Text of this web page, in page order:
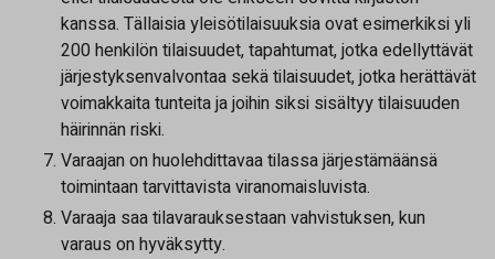
kanssa. Tällaisia yleisötilaisuuksia ovat esimerkiksi yli
200 henkilön tilaisuudet, tapahtumat, jotka edellyttävät
järjestyksenvalvontaa sekä tilaisuudet, jotka herättävät
voimakkaita tunteita ja joihin siksi sisältyy tilaisuuden
häirinnän riski.
Varaajan on huolehdittavaa tilassa järjestämäänsä
toimintaan tarvittavista viranomaisluvista.
Varaaja saa tilavarauksestaan vahvistuksen, kun
varaus on hyväksytty.